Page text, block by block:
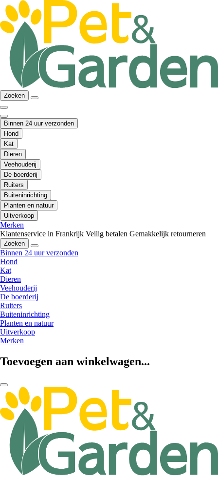
Zoeken
Binnen 24 uur verzonden
Hond
Kat
Dieren
Veehouderij
De boerderij
Ruiters
Buiteninrichting
Planten en natuur
Uitverkoop
Merken
Klantenservice in Frankrijk Veilig betalen Gemakkelijk retourneren
Zoeken
Binnen 24 uur verzonden
Hond
Kat
Dieren
Veehouderij
De boerderij
Ruiters
Buiteninrichting
Planten en natuur
Uitverkoop
Merken
Toevoegen aan winkelwagen...